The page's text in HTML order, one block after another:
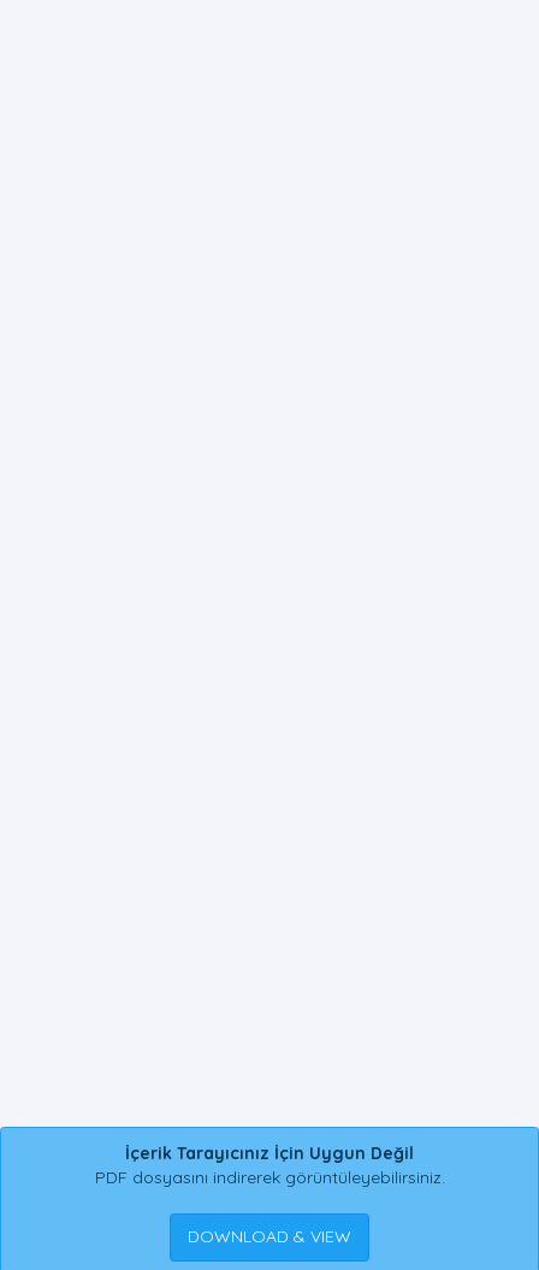
İçerik Tarayıcınız İçin Uygun Değil
PDF dosyasını indirerek görüntüleyebilirsiniz.
DOWNLOAD & VIEW